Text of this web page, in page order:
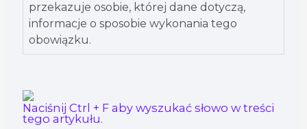
przekazuje osobie, której dane dotyczą,
informacje o sposobie wykonania tego
obowiązku.
Naciśnij Ctrl + F aby wyszukać słowo w treści
tego artykułu.